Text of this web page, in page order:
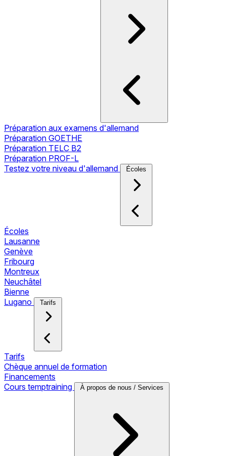
Préparation aux examens d'allemand
Préparation GOETHE
Préparation TELC B2
Préparation PROF-L
Testez votre niveau d'allemand
Écoles
Écoles
Lausanne
Genève
Fribourg
Montreux
Neuchâtel
Bienne
Lugano
Tarifs
Tarifs
Chèque annuel de formation
Financements
Cours temptraining
À propos de nous / Services